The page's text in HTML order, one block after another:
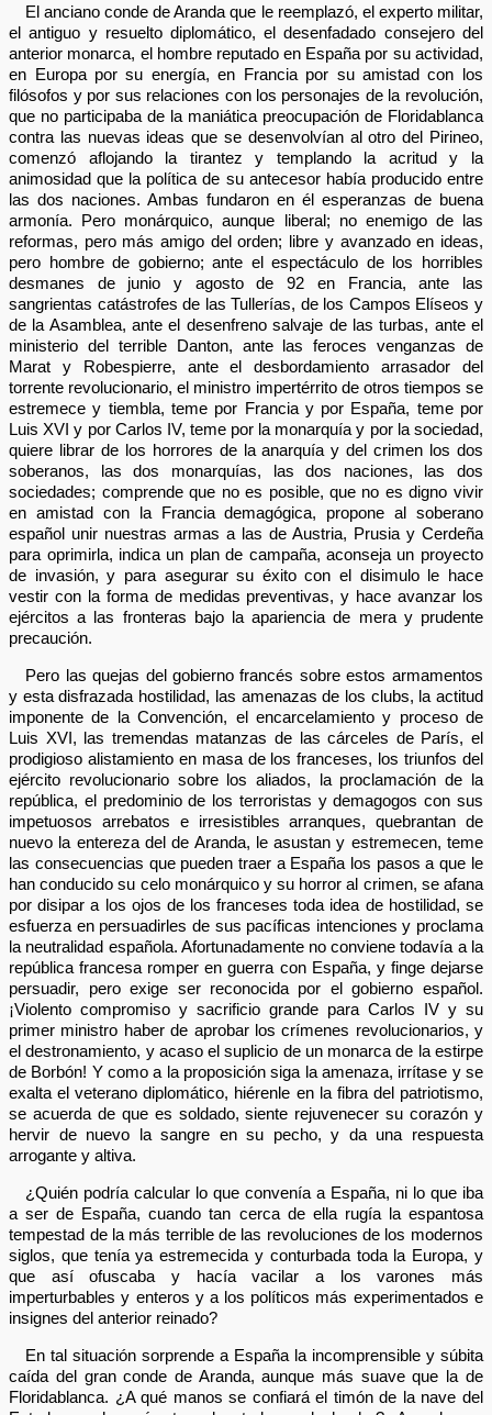
El anciano conde de Aranda que le reemplazó, el experto militar,
el antiguo y resuelto diplomático, el desenfadado consejero del
anterior monarca, el hombre reputado en España por su actividad,
en Europa por su energía, en Francia por su amistad con los
filósofos y por sus relaciones con los personajes de la revolución,
que no participaba de la maniática preocupación de Floridablanca
contra las nuevas ideas que se desenvolvían al otro del Pirineo,
comenzó aflojando la tirantez y templando la acritud y la
animosidad que la política de su antecesor había producido entre
las dos naciones. Ambas fundaron en él esperanzas de buena
armonía. Pero monárquico, aunque liberal; no enemigo de las
reformas, pero más amigo del orden; libre y avanzado en ideas,
pero hombre de gobierno; ante el espectáculo de los horribles
desmanes de junio y agosto de 92 en Francia, ante las
sangrientas catástrofes de las Tullerías, de los Campos Elíseos y
de la Asamblea, ante el desenfreno salvaje de las turbas, ante el
ministerio del terrible Danton, ante las feroces venganzas de
Marat y Robespierre, ante el desbordamiento arrasador del
torrente revolucionario, el ministro impertérrito de otros tiempos se
estremece y tiembla, teme por Francia y por España, teme por
Luis XVI y por Carlos IV, teme por la monarquía y por la sociedad,
quiere librar de los horrores de la anarquía y del crimen los dos
soberanos, las dos monarquías, las dos naciones, las dos
sociedades; comprende que no es posible, que no es digno vivir
en amistad con la Francia demagógica, propone al soberano
español unir nuestras armas a las de Austria, Prusia y Cerdeña
para oprimirla, indica un plan de campaña, aconseja un proyecto
de invasión, y para asegurar su éxito con el disimulo le hace
vestir con la forma de medidas preventivas, y hace avanzar los
ejércitos a las fronteras bajo la apariencia de mera y prudente
precaución.
Pero las quejas del gobierno francés sobre estos armamentos
y esta disfrazada hostilidad, las amenazas de los clubs, la actitud
imponente de la Convención, el encarcelamiento y proceso de
Luis XVI, las tremendas matanzas de las cárceles de París, el
prodigioso alistamiento en masa de los franceses, los triunfos del
ejército revolucionario sobre los aliados, la proclamación de la
república, el predominio de los terroristas y demagogos con sus
impetuosos arrebatos e irresistibles arranques, quebrantan de
nuevo la entereza del de Aranda, le asustan y estremecen, teme
las consecuencias que pueden traer a España los pasos a que le
han conducido su celo monárquico y su horror al crimen, se afana
por disipar a los ojos de los franceses toda idea de hostilidad, se
esfuerza en persuadirles de sus pacíficas intenciones y proclama
la neutralidad española. Afortunadamente no conviene todavía a la
república francesa romper en guerra con España, y finge dejarse
persuadir, pero exige ser reconocida por el gobierno español.
¡Violento compromiso y sacrificio grande para Carlos IV y su
primer ministro haber de aprobar los crímenes revolucionarios, y
el destronamiento, y acaso el suplicio de un monarca de la estirpe
de Borbón! Y como a la proposición siga la amenaza, irrítase y se
exalta el veterano diplomático, hiérenle en la fibra del patriotismo,
se acuerda de que es soldado, siente rejuvenecer su corazón y
hervir de nuevo la sangre en su pecho, y da una respuesta
arrogante y altiva.
¿Quién podría calcular lo que convenía a España, ni lo que iba
a ser de España, cuando tan cerca de ella rugía la espantosa
tempestad de la más terrible de las revoluciones de los modernos
siglos, que tenía ya estremecida y conturbada toda la Europa, y
que así ofuscaba y hacía vacilar a los varones más
imperturbables y enteros y a los políticos más experimentados e
insignes del anterior reinado?
En tal situación sorprende a España la incomprensible y súbita
caída del gran conde de Aranda, aunque más suave que la de
Floridablanca. ¿A qué manos se confiará el timón de la nave del